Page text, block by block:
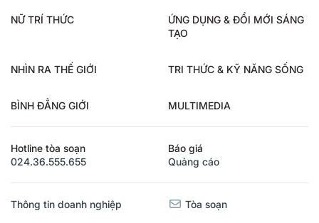
NỮ TRÍ THỨC
ỨNG DỤNG & ĐỔI MỚI SÁNG
TẠO
NHÌN RA THẾ GIỚI TRI THỨC & KỸ NĂNG SỐNG
BÌNH ĐẲNG GIỚI MULTIMEDIA
Hotline tòa soạn
024.36.555.655
Báo giá
Quảng cáo
Thông tin doanh nghiệp Tòa soạn